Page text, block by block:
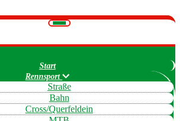
Navigation
Start
Rennsport
Straße
Bahn
Cross/Querfeldein